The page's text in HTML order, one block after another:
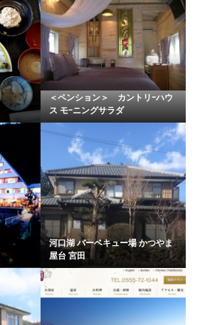
＜ペンション＞ カントリｰハウ
ス モｰニングサラダ
河口湖 バーベキュー場 かつやま
屋台 宮田